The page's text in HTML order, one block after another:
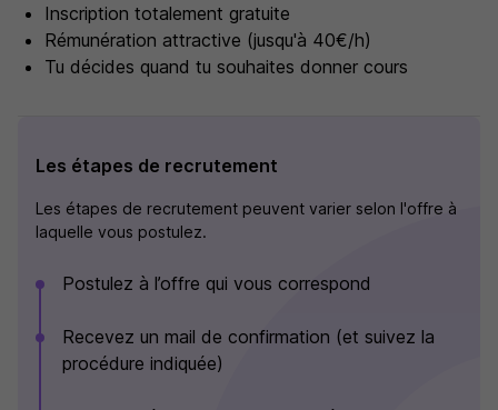
Inscription totalement gratuite
Rémunération attractive (jusqu'à 40€/h)
Tu décides quand tu souhaites donner cours
Les étapes de recrutement
Les étapes de recrutement peuvent varier selon l'offre à
laquelle vous postulez.
Postulez à l’offre qui vous correspond
Recevez un mail de confirmation (et suivez la
procédure indiquée)